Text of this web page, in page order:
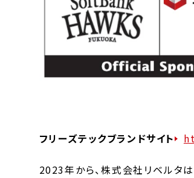
フリーズテックブランドサイト
2023年から、株式会社リベルタ